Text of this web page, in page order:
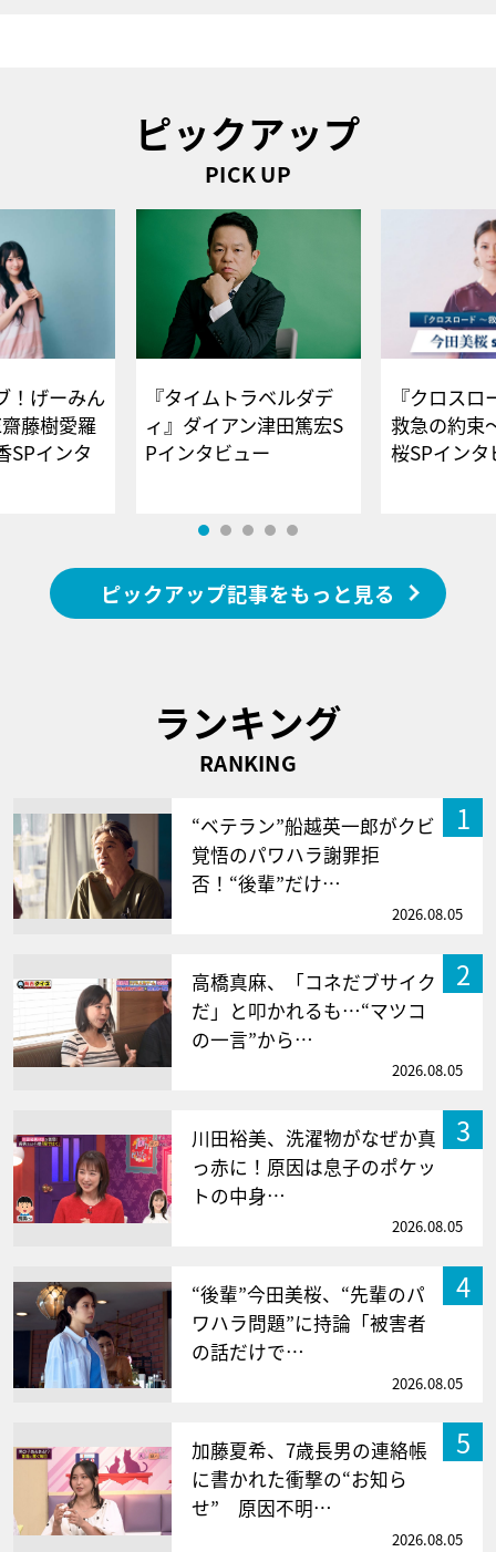
ピックアップ
PICK UP
！げーみん
藤樹愛羅
SPインタ
『タイムトラベルダデ
ィ』ダイアン津田篤宏S
Pインタビュー
『クロス
救急の約束
桜SPイ
ピックアップ記事をもっと見る
ランキング
RANKING
1
“ベテラン”船越英一郎がクビ
覚悟のパワハラ謝罪拒
否！“後輩”だけ…
2026.08.05
2
高橋真麻、「コネだブサイク
だ」と叩かれるも…“マツコ
の一言”から…
2026.08.05
3
川田裕美、洗濯物がなぜか真
っ赤に！原因は息子のポケッ
トの中身…
2026.08.05
4
“後輩”今田美桜、“先輩のパ
ワハラ問題”に持論「被害者
の話だけで…
2026.08.05
5
加藤夏希、7歳長男の連絡帳
に書かれた衝撃の“お知ら
せ” 原因不明…
2026.08.05